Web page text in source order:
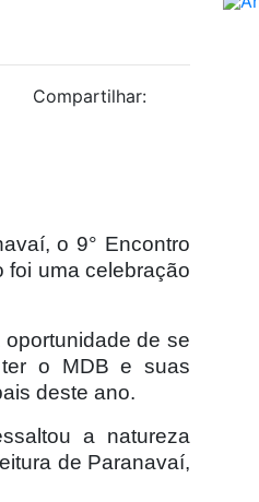
Compartilhar:
o 9° Encontro
foi uma celebração
de se
ter o MDB e suas
deste ano.
a natureza
de Paranavaí,